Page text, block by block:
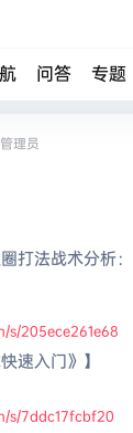
问答 专题
管理员
打法战术分析
s/205ece261e68
速入门》】
s/7ddc17fcbf20